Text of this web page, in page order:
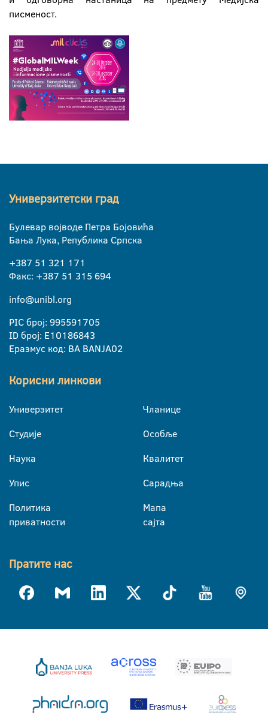
писменост.
Универзитетски град
Булевар војводе Петра Бојовића
Бања Лука, Република Српска
+387 51 321 171
Факс: +387 51 315 694
info@unibl.org
PIC број: 995591705
ID број: E10186843
Еразмус код: BA BANJA02
Корисни линкови
Универзитет
Студије
Наука
Упис
Политика
приватности
Чланице
Особље
Квалитет
Сарадња
Мапа
сајта
Пратите нас